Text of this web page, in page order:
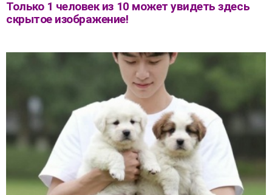
Только 1 человек из 10 может увидеть здесь
скрытое изображение!